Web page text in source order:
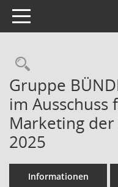
Toggle navigation
Gruppe
im Ausschuss
Marketing der
2025
Informationen